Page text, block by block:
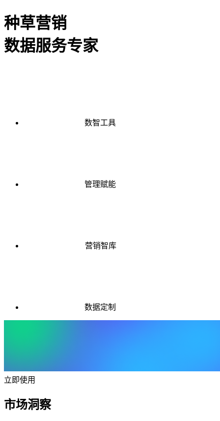
种草营销
数据服务专家
数智工具
管理赋能
营销智库
数据定制
立即使用
市场洞察